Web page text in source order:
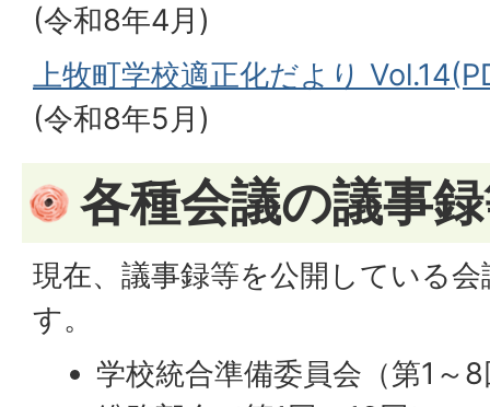
(令和8年4月)
上牧町学校適正化だより
(令和8年5月)
各種会議の議事
現在、議事録等を公開している
す。
学校統合準備委員会（第1～